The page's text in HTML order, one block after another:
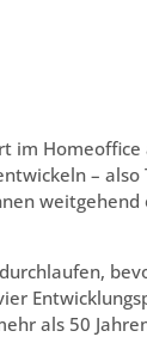
im
–
weitgehend
als 50